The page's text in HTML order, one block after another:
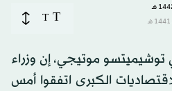
T
T
توشيميتسو موتيجي، إن وزراء
مجموعة الـ20 للاقتصاديات الكبرى اتفقوا أمس